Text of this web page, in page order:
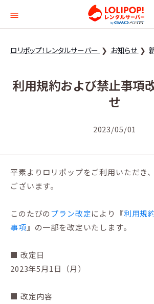
ロ
ロリポップ！レンタルサーバー お知らせ
利用規約および禁止事項
せ
2023/05/01
平素よりロリポップをご利用いただき
ございます。
このたびのプラン改定により『利用規
事項』の一部を改定いたします。
■ 改定日
2023年5月1日（月）
■ 改定内容